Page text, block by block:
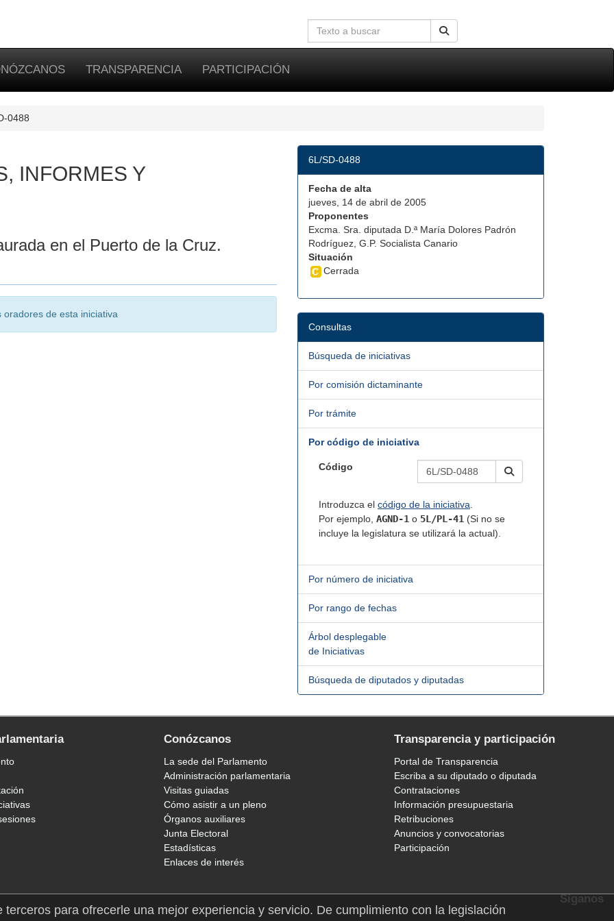
TRANSPARENCIA PARTICIPACIÓN
0488
INFORMES Y
en el Puerto de la Cruz.
de esta iniciativa
6L/SD-0488
Fecha de alta
jueves, 14 de abril de 2005
Proponentes
Excma. Sra. diputada D.ª María Dolores Padrón
Rodríguez, G.P. Socialista Canario
Situación
Cerrada
Consultas
Búsqueda de iniciativas
Por comisión dictaminante
Por trámite
Por código de iniciativa
Código
Introduzca el código de la iniciativa.
Por ejemplo, AGND-1 o 5L/PL-41 (Si no se
incluye la legislatura se utilizará la actual).
Por número de iniciativa
Por rango de fechas
Árbol desplegable
de Iniciativas
Búsqueda de diputados y diputadas
Conózcanos
La sede del Parlamento
Administración parlamentaria
Visitas guiadas
Cómo asistir a un pleno
Órganos auxiliares
Junta Electoral
Estadísticas
Enlaces de interés
Transparencia y participación
Portal de Transparencia
Escriba a su diputado o diputada
Contrataciones
Información presupuestaria
Retribuciones
Anuncios y convocatorias
Participación
Síganos
para ofrecerle una mejor experiencia y servicio. De cumplimiento con la legislación